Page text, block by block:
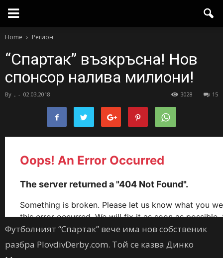
Home Регион
“Спартак” възкръсна! Нов
спонсор налива милиони!
By . - 02.03.2018 15
3028
Футболният “Спартак” вече има нов собственик
разбра PlovdivDerby.com. Той се казва Динко